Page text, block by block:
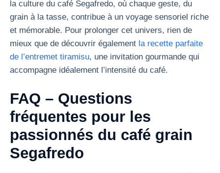
la culture du café Segafredo, où chaque geste, du
grain à la tasse, contribue à un voyage sensoriel riche
et mémorable. Pour prolonger cet univers, rien de
mieux que de découvrir également la recette parfaite
de l’entremet tiramisu, une invitation gourmande qui
accompagne idéalement l’intensité du café.
FAQ – Questions
fréquentes pour les
passionnés du café grain
Segafredo